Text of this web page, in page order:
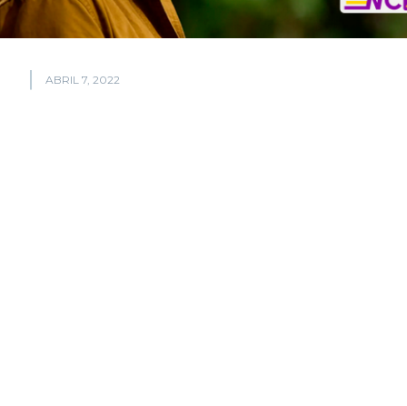
ABRIL 7, 2022